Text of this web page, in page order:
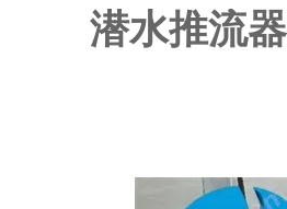
潜水推流